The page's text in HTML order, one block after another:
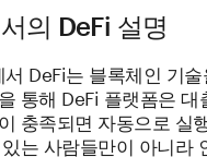
의 DeFi 설명
DeFi는 블록체인 기
통해 DeFi 플랫폼은
충족되면 자동으로 실
는 사람들만이 아니라